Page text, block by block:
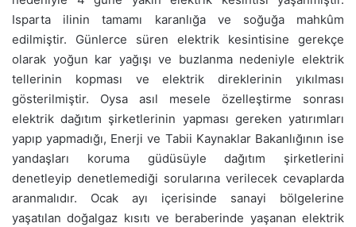
Isparta ilinin tamamı karanlığa ve soğuğa mahkûm
edilmiştir. Günlerce süren elektrik kesintisine gerekçe
olarak yoğun kar yağışı ve buzlanma nedeniyle elektrik
tellerinin kopması ve elektrik direklerinin yıkılması
gösterilmiştir. Oysa asıl mesele özelleştirme sonrası
elektrik dağıtım şirketlerinin yapması gereken yatırımları
yapıp yapmadığı, Enerji ve Tabii Kaynaklar Bakanlığının ise
yandaşları koruma güdüsüyle dağıtım şirketlerini
denetleyip denetlemediği sorularına verilecek cevaplarda
aranmalıdır. Ocak ayı içerisinde sanayi bölgelerine
yaşatılan doğalgaz kısıtı ve beraberinde yaşanan elektrik